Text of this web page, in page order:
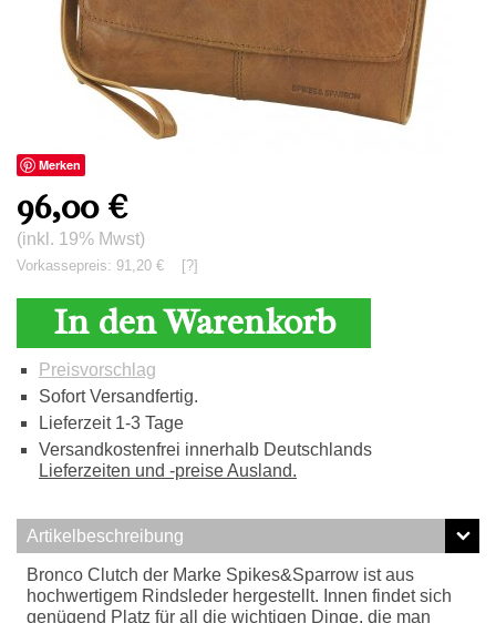
Merken
96,00 €
(inkl. 19% Mwst)
Vorkassepreis: 91,20 € [?]
In den Warenkorb
Preisvorschlag
Sofort Versandfertig.
Lieferzeit 1-3 Tage
Versandkostenfrei innerhalb Deutschlands
Lieferzeiten und -preise Ausland.
Artikelbeschreibung
Bronco Clutch der Marke Spikes&Sparrow ist aus
hochwertigem Rindsleder hergestellt. Innen findet sich
genügend Platz für all die wichtigen Dinge, die man